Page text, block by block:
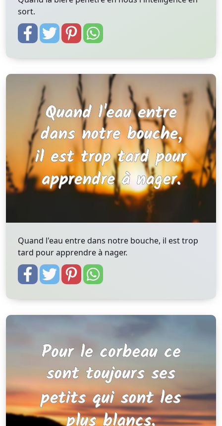
sort.
Quand l'eau entre dans notre bouche, il est trop
tard pour apprendre à nager.